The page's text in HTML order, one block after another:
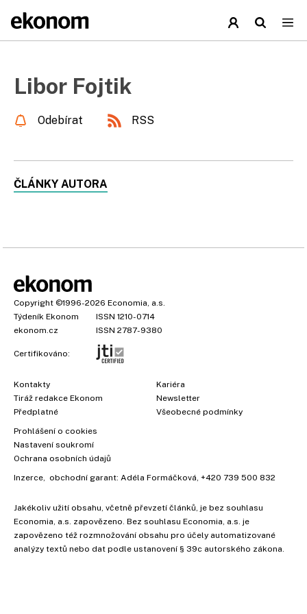
Libor Fojtik
Odebírat RSS
ČLÁNKY AUTORA
Copyright ©1996-2026 Economia, a.s.
Týdeník Ekonom
ISSN 1210-0714
ekonom.cz
ISSN 2787-9380
Certifikováno:
Kontakty
Tiráž redakce Ekonom
Předplatné
Kariéra
Newsletter
Všeobecné podmínky
Prohlášení o cookies
Nastavení soukromí
Ochrana osobních údajů
Inzerce, obchodní garant: Adéla Formáčková, +420 739 500 832
Jakékoliv užití obsahu, včetně převzetí článků, je bez souhlasu
Economia, a.s. zapovězeno. Bez souhlasu Economia, a.s. je
zapovězeno též rozmnožování obsahu pro účely automatizované
analýzy textů nebo dat podle ustanovení § 39c autorského zákona.